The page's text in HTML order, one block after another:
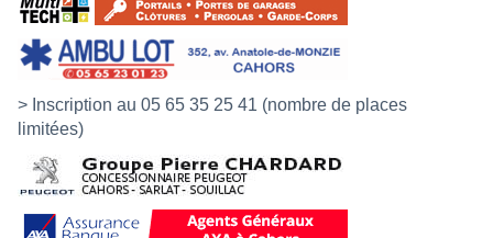
> Inscription au 05 65 35 25 41 (nombre de places
limitées)